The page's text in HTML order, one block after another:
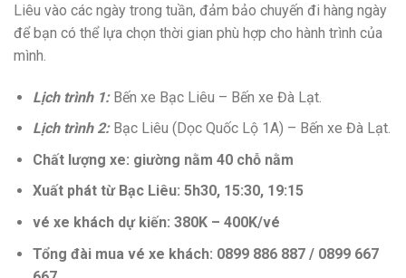
Liêu vào các ngày trong tuần, đảm bảo chuyến đi hàng ngày
để bạn có thể lựa chọn thời gian phù hợp cho hành trình của
mình.
Lịch trình 1:Bến xe Bạc Liêu – Bến xe Đà Lạt.
Lịch trình 2:Bạc Liêu (Dọc Quốc Lộ 1A) – Bến xe Đà Lạt.
Chất lượng xe: giường nằm 40 chỗ nằm
Xuất phát từ Bạc Liêu: 5h30, 15:30, 19:15
vé xe khách dự kiến: 380K – 400K/vé
Tổng đài mua vé xe khách: 0899 886 887 / 0899 667